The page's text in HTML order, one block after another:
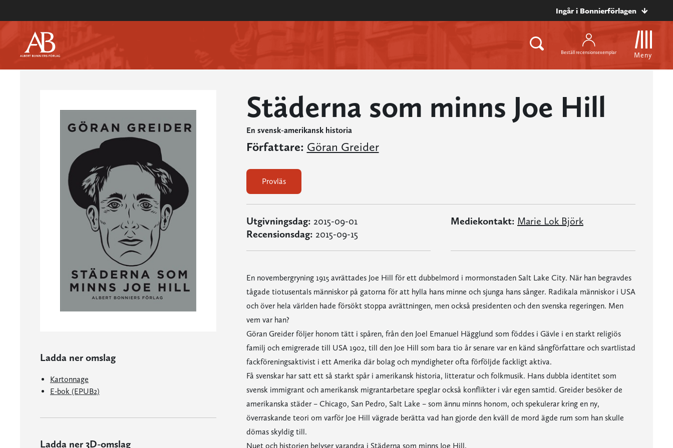
Ingår i Bonnierförlagen
Beställ recensionsexemplar Meny
Ladda ner omslag
Kartonnage
E-bok (EPUB2)
Ladda ner 3D-omslag
Städerna som minns Joe Hill
En svensk-amerikansk historia
Författare: Göran Greider
Provläs
Utgivningsdag: 2015-09-01
Recensionsdag: 2015-09-15
Mediekontakt: Marie Lok Björk
En novembergryning 1915 avrättades Joe Hill för ett dubbelmord i mormonstaden Salt Lake City. När han begravdes
tågade tiotusentals människor på gatorna för att hylla hans minne och sjunga hans sånger. Radikala människor i USA
och över hela världen hade försökt stoppa avrättningen, men också presidenten och den svenska regeringen. Men
vem var han?
Göran Greider följer honom tätt i spåren, från den Joel Emanuel Hägglund som föddes i Gävle i en starkt religiös
familj och emigrerade till USA 1902, till den Joe Hill som bara tio år senare var en känd sångförfattare och svartlistad
fackföreningsaktivist i ett Amerika där bolag och myndigheter ofta förföljde fackligt aktiva.
Få svenskar har satt ett så starkt spår i amerikansk historia, litteratur och folkmusik. Hans dubbla identitet som
svensk immigrant och amerikansk migrantarbetare speglar också konflikter i vår egen samtid. Greider besöker de
amerikanska städer – Chicago, San Pedro, Salt Lake – som ännu minns honom, och spekulerar kring en ny,
överraskande teori om varför Joe Hill vägrade berätta vad han gjorde den kväll de mord ägde rum som han skulle
dömas skyldig till.
Nuet och historien belyser varandra i Städerna som minns Joe Hill.